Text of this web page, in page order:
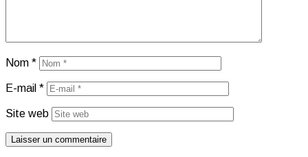
Nom *
E-mail *
Site web